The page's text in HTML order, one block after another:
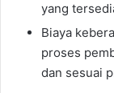
yang
Biaya
proses
dan sesuai